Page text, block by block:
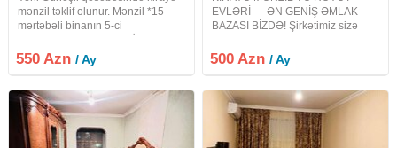
mənzil təklif olunur. Mənzil *15
mərtəbəli binanın 5-ci
sahəsi *72 kv.m* təşkil edir. Mənzil
*3 otaqlı studio tipli*
550 Azn/ Ay
EVLƏRİ — ƏN GENİŞ ƏMLAK
BAZASI BİZDƏ! Şirkətimiz sizə
sərfəli kirayə mənzil və həyət
evlərini təqdim edir. Bizdə bazarda
daim
500 Azn/ Ay